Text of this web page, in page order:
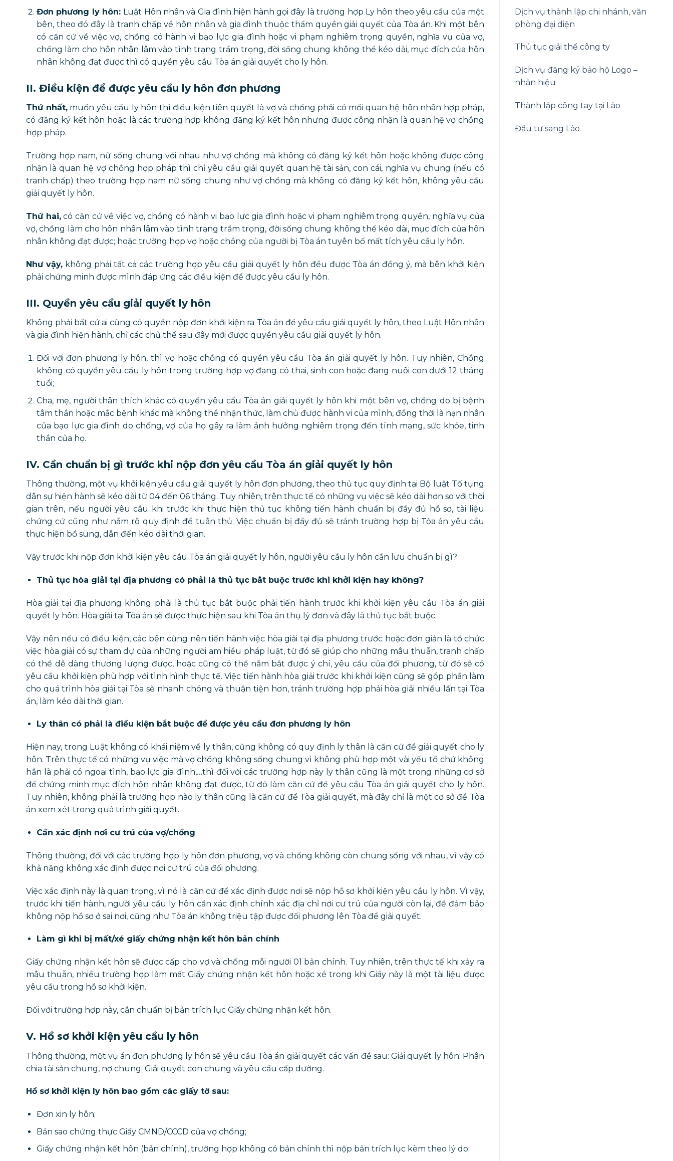
Đơn phương ly hôn: Luật Hôn nhân và Gia đình hiện hành gọi đây là trường hợp Ly hôn theo yêu cầu của một
bên, theo đó đây là tranh chấp về hôn nhân và gia đình thuộc thẩm quyền giải quyết của Tòa án. Khi một bên
có căn cứ về việc vợ, chồng có hành vi bạo lực gia đình hoặc vi phạm nghiêm trọng quyền, nghĩa vụ của vợ,
chồng làm cho hôn nhân lâm vào tình trạng trầm trọng, đời sống chung không thể kéo dài, mục đích của hôn
nhân không đạt được thì có quyền yêu cầu Tòa án giải quyết cho ly hôn.
II. Điều kiện để được yêu cầu ly hôn đơn phương
Thứ nhất,muốn yêu cầu ly hôn thì điều kiện tiên quyết là vợ và chồng phải có mối quan hệ hôn nhân hợp pháp,
có đăng ký kết hôn hoặc là các trường hợp không đăng ký kết hôn nhưng được công nhận là quan hệ vợ chồng
hợp pháp.
Trường hợp nam, nữ sống chung với nhau như vợ chồng mà không có đăng ký kết hôn hoặc không được công
nhận là quan hệ vợ chồng hợp pháp thì chỉ yêu cầu giải quyết quan hệ tài sản, con cái, nghĩa vụ chung (nếu có
tranh chấp) theo trường hợp nam nữ sống chung như vợ chồng mà không có đăng ký kết hôn, không yêu cầu
giải quyết ly hôn.
Thứ hai,có căn cứ về việc vợ, chồng có hành vi bạo lực gia đình hoặc vi phạm nghiêm trọng quyền, nghĩa vụ của
vợ, chồng làm cho hôn nhân lâm vào tình trạng trầm trọng, đời sống chung không thể kéo dài, mục đích của hôn
nhân không đạt được; hoặc trường hợp vợ hoặc chồng của người bị Tòa án tuyên bố mất tích yêu cầu ly hôn.
Như vậy,không phải tất cả các trường hợp yêu cầu giải quyết ly hôn đều được Tòa án đồng ý, mà bên khởi kiện
phải chứng minh được mình đáp ứng các điều kiện để được yêu cầu ly hôn.
III. Quyền yêu cầu giải quyết ly hôn
Không phải bất cứ ai cũng có quyền nộp đơn khởi kiện ra Tòa án để yêu cầu giải quyết ly hôn, theo Luật Hôn nhân
và gia đình hiện hành, chỉ các chủ thể sau đây mới được quyền yêu cầu giải quyết ly hôn.
Đối với đơn phương ly hôn, thì vợ hoặc chồng có quyền yêu cầu Tòa án giải quyết ly hôn. Tuy nhiên, Chồng
không có quyền yêu cầu ly hôn trong trường hợp vợ đang có thai, sinh con hoặc đang nuôi con dưới 12 tháng
tuổi;
Cha, mẹ, người thân thích khác có quyền yêu cầu Tòa án giải quyết ly hôn khi một bên vợ, chồng do bị bệnh
tâm thần hoặc mắc bệnh khác mà không thể nhận thức, làm chủ được hành vi của mình, đồng thời là nạn nhân
của bạo lực gia đình do chồng, vợ của họ gây ra làm ảnh hưởng nghiêm trọng đến tính mạng, sức khỏe, tinh
thần của họ.
IV. Cần chuẩn bị gì trước khi nộp đơn yêu cầu Tòa án giải quyết ly hôn
Thông thường, một vụ khởi kiện yêu cầu giải quyết ly hôn đơn phương, theo thủ tục quy định tại Bộ luật Tố tụng
dân sự hiện hành sẽ kéo dài từ 04 đến 06 tháng. Tuy nhiên, trên thực tế có những vụ việc sẽ kéo dài hơn so với thời
gian trên, nếu người yêu cầu khi trước khi thực hiện thủ tục không tiến hành chuẩn bị đầy đủ hồ sơ, tài liệu
chứng cứ cũng như nắm rõ quy định để tuân thủ. Việc chuẩn bị đầy đủ sẽ tránh trường hợp bị Tòa án yêu cầu
thực hiện bổ sung, dẫn đến kéo dài thời gian.
Vậy trước khi nộp đơn khởi kiện yêu cầu Tòa án giải quyết ly hôn, người yêu cầu ly hôn cần lưu chuẩn bị gì?
Thủ tục hòa giải tại địa phương có phải là thủ tục bắt buộc trước khi khởi kiện hay không?
Hòa giải tại địa phương không phải là thủ tục bắt buộc phải tiến hành trước khi khởi kiện yêu cầu Tòa án giải
quyết ly hôn. Hòa giải tại Tòa án sẽ được thực hiện sau khi Tòa án thụ lý đơn và đây là thủ tục bắt buộc.
Vậy nên nếu có điều kiện, các bên cũng nên tiến hành việc hòa giải tại địa phương trước hoặc đơn giản là tổ chức
việc hòa giải có sự tham dự của những người am hiểu pháp luật, từ đó sẽ giúp cho những mâu thuẫn, tranh chấp
có thể dễ dàng thương lượng được, hoặc cũng có thể nắm bắt được ý chí, yêu cầu của đối phương, từ đó sẽ có
yêu cầu khởi kiện phù hợp với tình hình thực tế. Việc tiến hành hòa giải trước khi khởi kiện cũng sẽ góp phần làm
cho quá trình hòa giải tại Tòa sẽ nhanh chóng và thuận tiện hơn, tránh trường hợp phải hòa giải nhiều lần tại Tòa
án, làm kéo dài thời gian.
Ly thân có phải là điều kiện bắt buộc để được yêu cầu đơn phương ly hôn
Hiện nay, trong Luật không có khái niệm về ly thân, cũng không có quy định ly thân là căn cứ để giải quyết cho ly
hôn. Trên thực tế có những vụ việc mà vợ chồng không sống chung vì không phù hợp một vài yếu tố chứ không
hẳn là phải có ngoại tình, bạo lực gia đình,…thì đối với các trường hợp này ly thân cũng là một trong những cơ sở
để chứng minh mục đích hôn nhân không đạt được, từ đó làm căn cứ để yêu cầu Tòa án giải quyết cho ly hôn.
Tuy nhiên, không phải là trường hợp nào ly thân cũng là căn cứ để Tòa giải quyết, mà đây chỉ là một cơ sở để Tòa
án xem xét trong quá trình giải quyết.
Cần xác định nơi cư trú của vợ/chồng
Thông thường, đối với các trường hợp ly hôn đơn phương, vợ và chồng không còn chung sống với nhau, vì vậy có
khả năng không xác định được nơi cư trú của đối phương.
Việc xác định này là quan trọng, vì nó là căn cứ để xác định được nơi sẽ nộp hồ sơ khởi kiện yêu cầu ly hôn. Vì vậy,
trước khi tiến hành, người yêu cầu ly hôn cần xác định chính xác địa chỉ nơi cư trú của người còn lại, để đảm bảo
không nộp hồ sơ ở sai nơi, cũng như Tòa án không triệu tập được đối phương lên Tòa để giải quyết.
Làm gì khi bị mất/xé giấy chứng nhận kết hôn bản chính
Giấy chứng nhận kết hôn sẽ được cấp cho vợ và chồng mỗi người 01 bản chính. Tuy nhiên, trên thực tế khi xảy ra
mâu thuẫn, nhiều trường hợp làm mất Giấy chứng nhận kết hôn hoặc xé trong khi Giấy này là một tài liệu được
yêu cầu trong hồ sơ khởi kiện.
Đối với trường hợp này, cần chuẩn bị bản trích lục Giấy chứng nhận kết hôn.
V. Hồ sơ khởi kiện yêu cầu ly hôn
Thông thường, một vụ án đơn phương ly hôn sẽ yêu cầu Tòa án giải quyết các vấn đề sau: Giải quyết ly hôn; Phân
chia tài sản chung, nợ chung; Giải quyết con chung và yêu cầu cấp dưỡng.
Hồ sơ khởi kiện ly hôn bao gồm các giấy tờ sau:
Đơn xin ly hôn;
Bản sao chứng thực Giấy CMND/CCCD của vợ chồng;
Giấy chứng nhận kết hôn (bản chính), trường hợp không có bản chính thì nộp bản trích lục kèm theo lý do;
Dịch vụ thành lập chi nhánh, văn
phòng đại diện
Thủ tục giải thể công ty
Dịch vụ đăng ký bảo hộ Logo –
nhãn hiệu
Thành lập công tay tại Lào
Đầu tư sang Lào